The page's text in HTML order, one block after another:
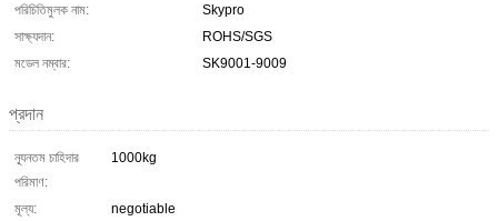
পরিচিতিমুলক নাম:
Skypro
সাক্ষ্যদান:
ROHS/SGS
মডেল নম্বার:
SK9001-9009
প্রদান
ন্যূনতম চাহিদার
পরিমাণ:
1000kg
মূল্য:
negotiable